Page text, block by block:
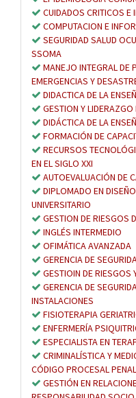
CUIDADOS CRITICOS E
COMPUTACION E
SEGURIDAD SALUD
SSOMA
MANEJO INTEGRAL DE
EMERGENCIAS Y
DIDACTICA DE LA
GESTION Y LIDERAZGO
DIDÁCTICA DE LA
FORMACIÓN DE
RECURSOS
EN EL SIGLO XXI
AUTOEVALUACIÓN DE
DIPLOMADO EN
UNIVERSITARIO
GESTION DE RIESGOS
INGLÉS INTERMEDIO
OFIMÁTICA AVANZADA
GERENCIA DE
GESTIOIN DE RIESGOS
GERENCIA DE
INSTALACIONES
FISIOTERAPIA
ENFERMERÍA
ESPECIALISTA EN
CRIMINALÍSTICA Y
CÓDIGO PROCESAL PENAL
GESTIÓN EN